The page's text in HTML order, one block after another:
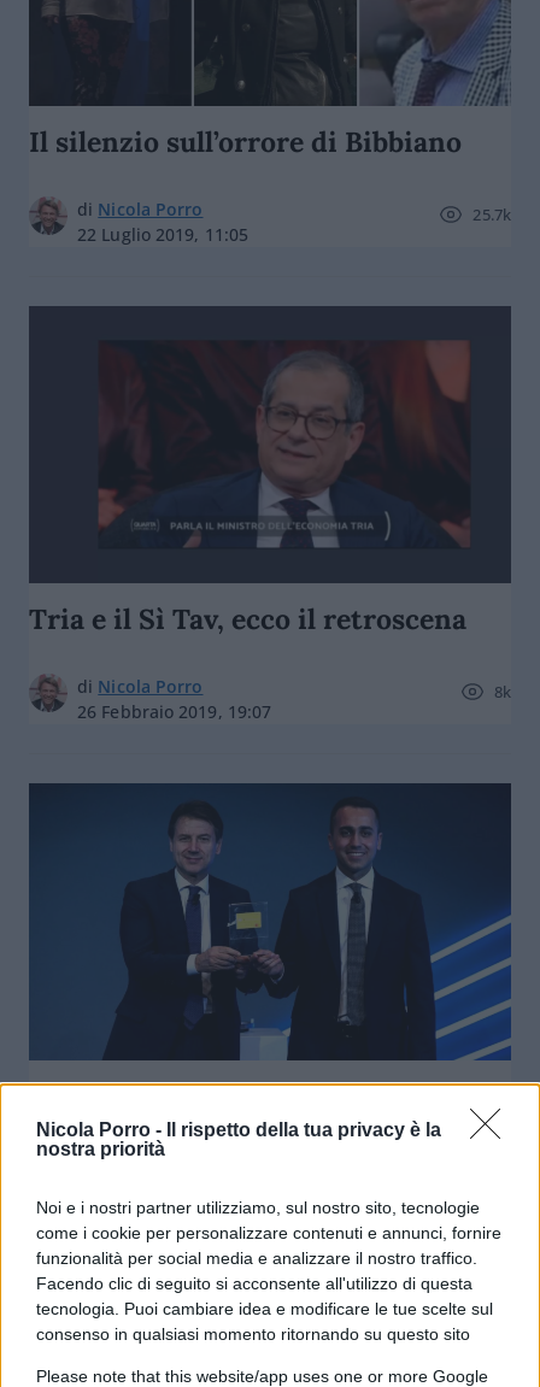
Nicola Porro -
Il rispetto della tua privacy è la
nostra priorità
Noi e i nostri partner utilizziamo, sul nostro sito, tecnologie
come i cookie per personalizzare contenuti e annunci, fornire
funzionalità per social media e analizzare il nostro traffico.
Facendo clic di seguito si acconsente all'utilizzo di questa
tecnologia. Puoi cambiare idea e modificare le tue scelte sul
consenso in qualsiasi momento ritornando su questo sito
Please note that this website/app uses one or more Google
Il silenzio sull’orrore di Bibbiano
di Nicola Porro
22 Luglio 2019, 11:05
25.7k
Tria e il Sì Tav, ecco il retroscena
di Nicola Porro
26 Febbraio 2019, 19:07
8k
Reddito cittadinanza,
presentazione show. Ma i numeri
non tornano
diNicola Porro
5 Febbraio 2019, 11:22
10.1k